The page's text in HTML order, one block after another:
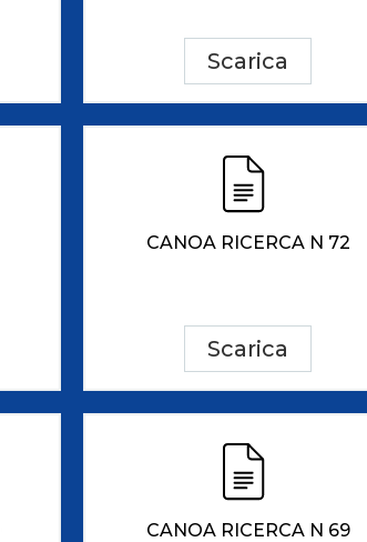
Scarica
CANOA RICERCA N 72
Scarica
CANOA RICERCA N 69